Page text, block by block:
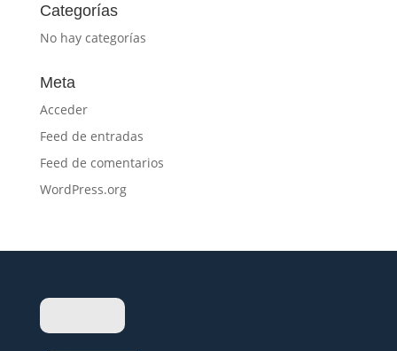
Categorías
No hay categorías
Meta
Acceder
Feed de entradas
Feed de comentarios
WordPress.org